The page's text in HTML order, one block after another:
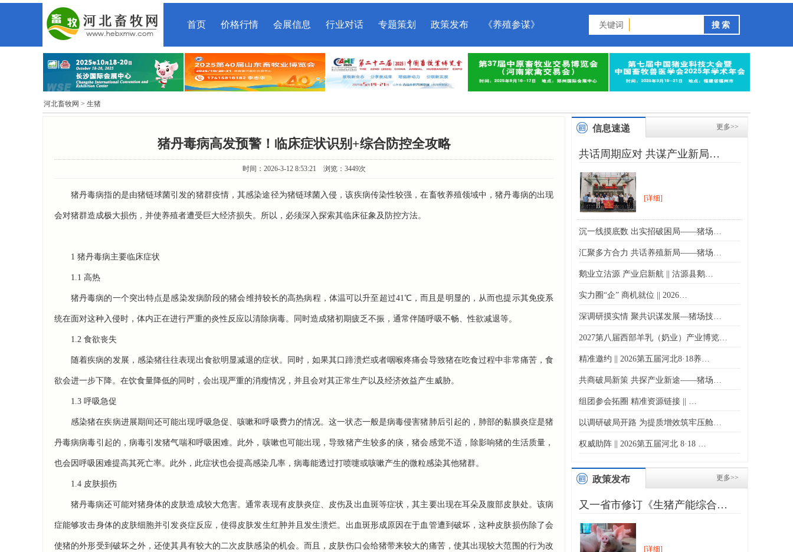
首页 价格行情 会展信息 行业对话 专题策划 政策发布 《养殖参谋》 关键词
河北畜牧网 > 生猪
猪丹毒病高发预警！临床症状识别+综合防控全攻略
时间：2026-3-12 8:53:21 浏览：3449次
猪丹毒病指的是由猪链球菌引发的猪群疫情，其感染途径为猪链球菌入侵，该疾病传染性较强，在畜牧养殖领域中，猪丹毒病的出现
会对猪群造成极大损伤，并使养殖者遭受巨大经济损失。所以，必须深入探索其临床征象及防控方法。
1 猪丹毒病主要临床症状
1.1 高热
猪丹毒病的一个突出特点是感染发病阶段的猪会维持较长的高热病程，体温可以升至超过41℃，而且是明显的，从而也提示其免疫系
统在面对这种入侵时，体内正在进行严重的炎性反应以清除病毒。同时造成猪初期疲乏不振，通常伴随呼吸不畅、性欲减退等。
1.2 食欲丧失
随着疾病的发展，感染猪往往表现出食欲明显减退的症状。同时，如果其口蹄溃烂或者咽喉疼痛会导致猪在吃食过程中非常痛苦，食
欲会进一步下降。在饮食量降低的同时，会出现严重的消瘦情况，并且会对其正常生产以及经济效益产生威胁。
1.3 呼吸急促
感染猪在疾病进展期间还可能出现呼吸急促、咳嗽和呼吸费力的情况。这一状态一般是病毒侵害猪肺后引起的，肺部的黏膜炎症是猪
丹毒病病毒引起的，病毒引发猪气喘和呼吸困难。此外，咳嗽也可能出现，导致猪产生较多的痰，猪会感觉不适，除影响猪的生活质量，
也会因呼吸困难提高其死亡率。此外，此症状也会提高感染几率，病毒能透过打喷嚏或咳嗽产生的微粒感染其他猪群。
1.4 皮肤损伤
猪丹毒病还可能对猪身体的皮肤造成较大危害。通常表现有皮肤炎症、皮伤及出血斑等症状，其主要出现在耳朵及腹部皮肤处。该病
症能够攻击身体的皮肤细胞并引发炎症反应，使得皮肤发生红肿并且发生溃烂。出血斑形成原因在于血管遭到破坏，这种皮肤损伤除了会
使猪的外形受到破坏之外，还使其具有较大的二次皮肤感染的机会。而且，皮肤伤口会给猪带来较大的痛苦，使其出现较大范围的行为改
更多>>
信息速递
共话周期应对 共谋产业新局…
[详细]
沉一线摸底数 出实招破困局——猪场…
汇聚多方合力 共话养殖新局——猪场…
鹅业立沽源 产业启新航 || 沽源县鹅…
实力圈“企” 商机就位 || 2026…
深调研摸实情 聚共识谋发展—猪场技…
2027第八届西部羊乳（奶业）产业博览…
精准邀约 || 2026第五届河北8·18养…
共商破局新策 共探产业新途——猪场…
组团参会拓圈 精准资源链接 || …
以调研破局开路 为提质增效筑牢压舱…
权威助阵 || 2026第五届河北 8·18 …
更多>>
政策发布
又一省市修订《生猪产能综合…
[详细]